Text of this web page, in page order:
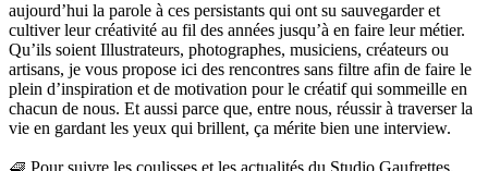
aujourd’hui la parole à ces persistants qui ont su sauvegarder et
cultiver leur créativité au fil des années jusqu’à en faire leur métier.
Qu’ils soient Illustrateurs, photographes, musiciens, créateurs ou
artisans, je vous propose ici des rencontres sans filtre afin de faire le
plein d’inspiration et de motivation pour le créatif qui sommeille en
chacun de nous. Et aussi parce que, entre nous, réussir à traverser la
vie en gardant les yeux qui brillent, ça mérite bien une interview.
🧇 Pour suivre les coulisses et les actualités du Studio Gaufrettes,